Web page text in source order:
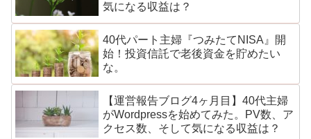
気になる収益は？
40代パート主婦『つみたてNISA』開
始！投資信託で老後資金を貯めたい
な。
【運営報告ブログ4ヶ月目】40代主婦
がWordpressを始めてみた。PV数、ア
クセス数、そして気になる収益は？